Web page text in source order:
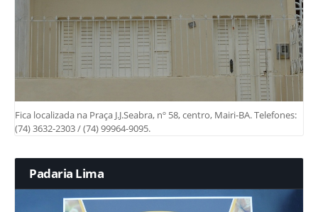
Fica localizada na Praça J.J.Seabra, nº 58, centro, Mairi-BA. Telefones:
(74) 3632-2303 / (74) 99964-9095.
Padaria Lima